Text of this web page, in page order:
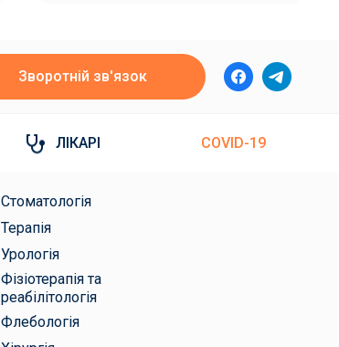
Зворотній зв'язок
ЛІКАРІ COVID-19
Стоматологія
Терапія
Урологія
Фізіотерапія та
реабілітологія
Флебологія